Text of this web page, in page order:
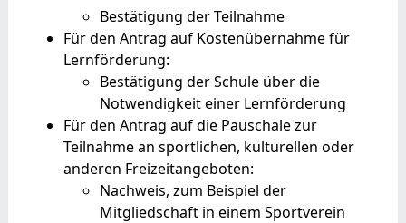
Bestätigung der Teilnahme
Für den Antrag auf Kostenübernahme für
Lernförderung:
Bestätigung der Schule über die
Notwendigkeit einer Lernförderung
Für den Antrag auf die Pauschale zur
Teilnahme an sportlichen, kulturellen oder
anderen Freizeitangeboten:
Nachweis, zum Beispiel der
Mitgliedschaft in einem Sportverein